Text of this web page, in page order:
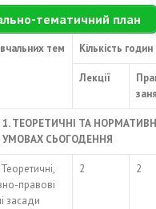
тематичний план
тем Кількість годин
Лекції
. ТЕОРЕТИЧНІ ТА
УМОВАХ СЬОГОДЕННЯ
правові
засади
2 2